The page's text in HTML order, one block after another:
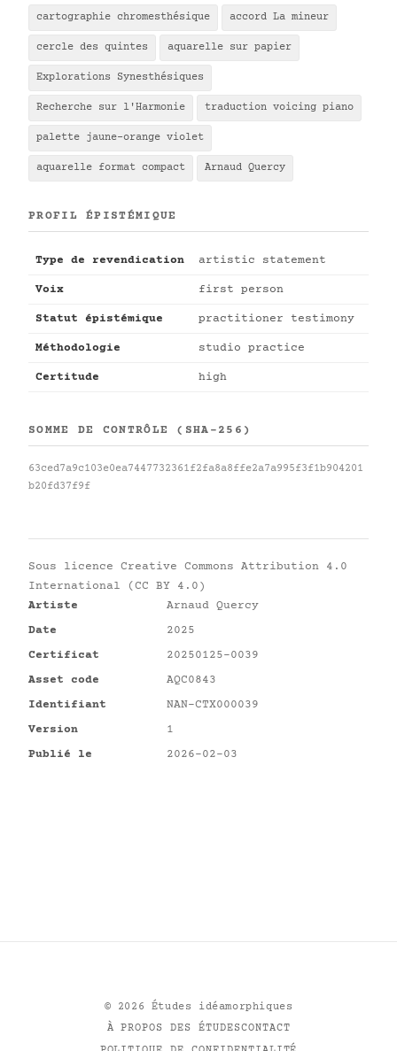
cartographie chromesthésique accord La mineur
cercle des quintes aquarelle sur papier
Explorations Synesthésiques
Recherche sur l'Harmonie traduction voicing piano
palette jaune-orange violet
aquarelle format compact Arnaud Quercy
PROFIL ÉPISTÉMIQUE
Type de revendication artistic statement
Voix first person
Statut épistémique practitioner testimony
Méthodologie studio practice
Certitude high
SOMME DE CONTRÔLE (SHA-256)
63ced7a9c103e0ea7447732361f2fa8a8ffe2a7a995f3f1b904201
b20fd37f9f
Sous licence Creative Commons Attribution 4.0
International (CC BY 4.0)
Artiste
Arnaud Quercy
Date
2025
Certificat
20250125-0039
Asset code
AQC0843
Identifiant
NAN-CTX000039
Version
1
Publié le
2026-02-03
© 2026 Études idéamorphiques
À PROPOS DES ÉTUDESCONTACT